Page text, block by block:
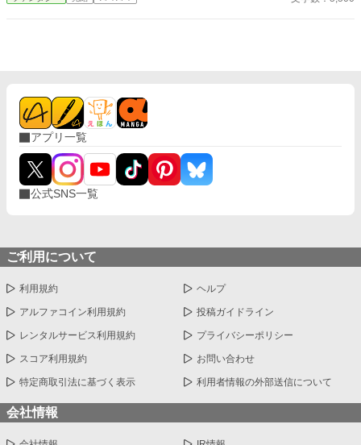
アプリ一覧
公式SNS一覧
ご利用について
利用規約 ヘルプ
アルファコイン利用規約 投稿ガイドライン
レンタルサービス利用規約 プライバシーポリシー
スコア利用規約 お問い合わせ
特定商取引法に基づく表示 利用者情報の外部送信について
会社情報